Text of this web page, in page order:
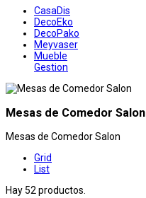
CasaDis
DecoEko
DecoPako
Meyvaser
Mueble
Gestion
Mesas de Comedor Salon
Mesas de Comedor Salon
Grid
List
Hay 52 productos.